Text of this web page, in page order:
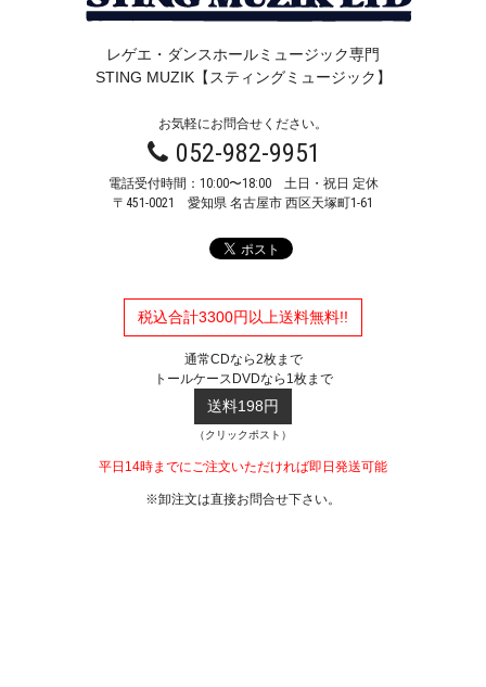
レゲエ・ダンスホールミュージック専門
STING MUZIK【スティングミュージック】
お気軽にお問合せください。
052-982-9951
電話受付時間：10:00〜18:00 土日・祝日 定休
〒451-0021 愛知県 名古屋市 西区天塚町1-61
税込合計3300円以上送料無料!!
通常CDなら2枚まで
トールケースDVDなら1枚まで
送料198円
（クリックポスト）
平日14時までにご注文いただければ即日発送可能
※卸注文は直接お問合せ下さい。